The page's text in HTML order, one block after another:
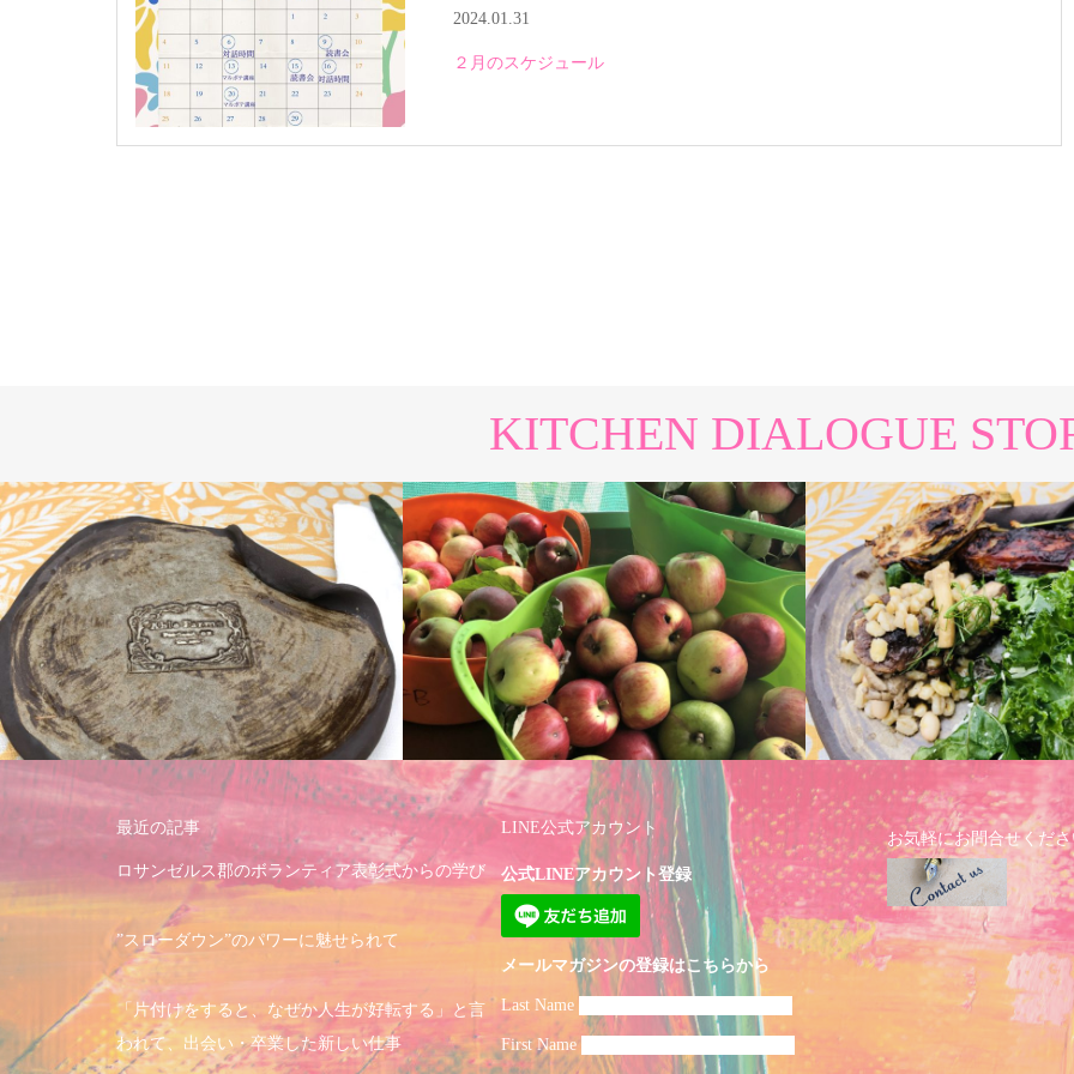
2024.01.31
２月のスケジュール
KITCHEN DIALOGUE
最近の記事
ロサンゼルス郡のボランティア表彰式からの学び
”スローダウン”のパワーに魅せられて
「片付けをすると、なぜか人生が好転する」と言
われて、出会い・卒業した新しい仕事
LINE公式アカウント
公式LINEアカウント登録
お気軽にお問合せくだ
メールマガジンの登録はこちらから
Last Name
First Name